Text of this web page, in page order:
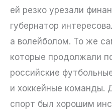
ей резко урезали
губернатор
а волейболом. То же
которые продолжали
российские
и хоккейные команды.
спорт был хорошим